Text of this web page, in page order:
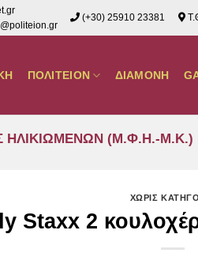
(+30) 25910 23381
ΠΟΛΙΤΕΙΟΝ ΔΙΑΜΟΝΗ
(Μ.Φ.Η.-Μ.Κ.)
ΧΩΡΙΣ
Staxx 2